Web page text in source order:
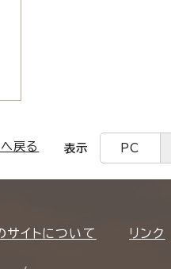
戻る 表示 PC
サイトについて リンク